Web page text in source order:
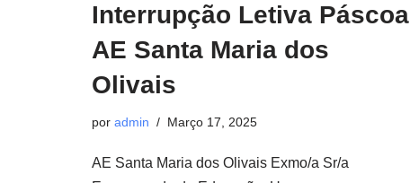
Interrupção Letiva Páscoa
AE Santa Maria dos
Olivais
por admin Março 17, 2025
AE Santa Maria dos Olivais Exmo/a Sr/a